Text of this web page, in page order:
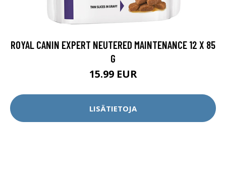
ROYAL CANIN EXPERT NEUTERED MAINTENANCE 12 X 85
G
15.99 EUR
LISÄTIETOJA